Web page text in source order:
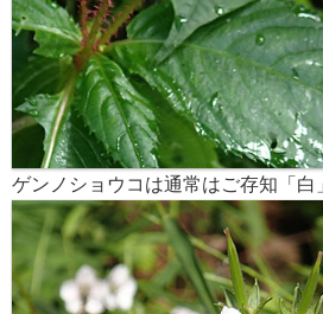
ゲンノショウコは通常はご存知「白